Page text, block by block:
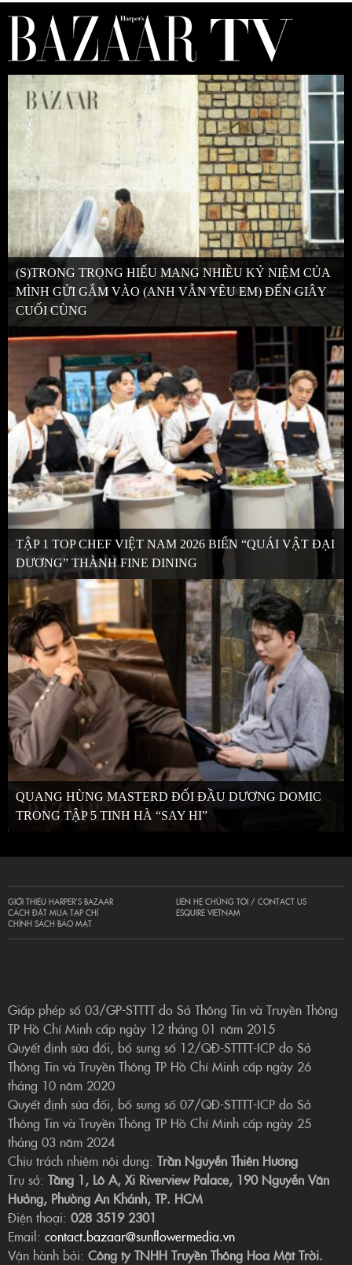
(S)TRONG TRỌNG HIẾU MANG NHIỀU KỶ NIỆM CỦA
MÌNH GỬI GẮM VÀO (ANH VẪN YÊU EM) ĐẾN GIÂY
CUỐI CÙNG
TẬP 1 TOP CHEF VIỆT NAM 2026 BIẾN “QUÁI VẬT ĐẠI
DƯƠNG” THÀNH FINE DINING
QUANG HÙNG MASTERD ĐỐI ĐẦU DƯƠNG DOMIC
TRONG TẬP 5 TINH HÀ “SAY HI”
GIỚI THIỆU HARPER’S BAZAAR
CÁCH ĐẶT MUA TẠP CHÍ
CHÍNH SÁCH BẢO MẬT
LIÊN HỆ CHÚNG TÔI / CONTACT US
ESQUIRE VIETNAM
Giấp phép số 03/GP-STTTT do Sở Thông Tin và Truyền Thông
TP Hồ Chí Minh cấp ngày 12 tháng 01 năm 2015
Quyết định sửa đổi, bổ sung số 12/QĐ-STTTT-ICP do Sở
Thông Tin và Truyền Thông TP Hồ Chí Minh cấp ngày 26
tháng 10 năm 2020
Quyết định sửa đổi, bổ sung số 07/QĐ-STTTT-ICP do Sở
Thông Tin và Truyền Thông TP Hồ Chí Minh cấp ngày 25
tháng 03 năm 2024
Chịu trách nhiệm nội dung: Trần Nguyễn Thiên Hương
Trụ sở: Tầng 1, Lô A, Xi Riverview Palace, 190 Nguyễn Văn
Hưởng, Phường An Khánh, TP. HCM
Điện thoại: 028 3519 2301
Email: contact.bazaar@sunflowermedia.vn
Vận hành bởi: Công ty TNHH Truyền Thông Hoa Mặt Trời.